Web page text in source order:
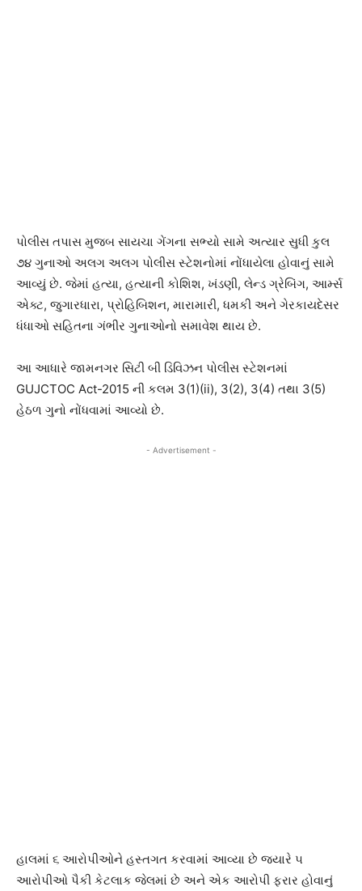
પોલીસ તપાસ મુજબ સાયચા ગેંગના સભ્યો સામે અત્યાર સુધી કુલ
૭૪ ગુનાઓ અલગ અલગ પોલીસ સ્ટેશનોમાં નોંધાયેલા હોવાનું સામે
આવ્યું છે. જેમાં હત્યા, હત્યાની કોશિશ, ખંડણી, લેન્ડ ગ્રેબિંગ, આર્મ્સ
એક્ટ, જુગારધારા, પ્રોહિબિશન, મારામારી, ધમકી અને ગેરકાયદેસર
ધંધાઓ સહિતના ગંભીર ગુનાઓનો સમાવેશ થાય છે.
આ આધારે જામનગર સિટી બી ડિવિઝન પોલીસ સ્ટેશનમાં
GUJCTOC Act-2015 ની કલમ 3(1)(ii), 3(2), 3(4) તથા 3(5)
હેઠળ ગુનો નોંધવામાં આવ્યો છે.
- Advertisement -
હાલમાં ૬ આરોપીઓને હસ્તગત કરવામાં આવ્યા છે જ્યારે ૫
આરોપીઓ પૈકી કેટલાક જેલમાં છે અને એક આરોપી ફરાર હોવાનું